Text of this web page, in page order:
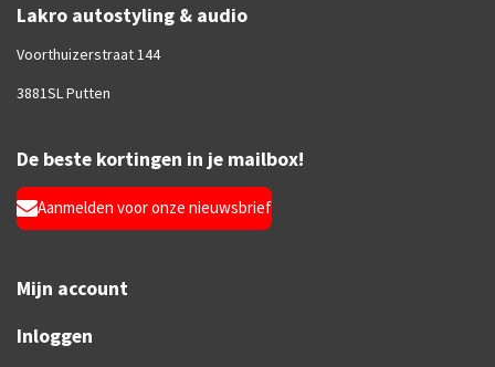
Lakro autostyling & audio
Voorthuizerstraat 144
3881SL Putten
De beste kortingen in je mailbox!
Aanmelden voor onze nieuwsbrief
Mijn account
Inloggen